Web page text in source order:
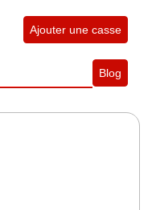
Ajouter une casse
Blog